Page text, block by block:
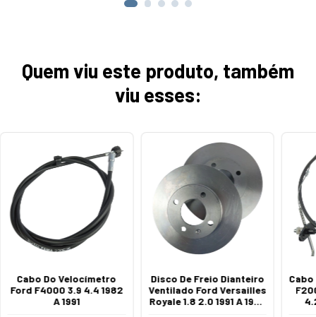
Quem viu este produto, também
viu esses:
Cabo Do Velocímetro
Ford F4000 3.9 4.4 1982
A 1991
Disco De Freio Dianteiro
Ventilado Ford Versailles
Royale 1.8 2.0 1991 A 1994